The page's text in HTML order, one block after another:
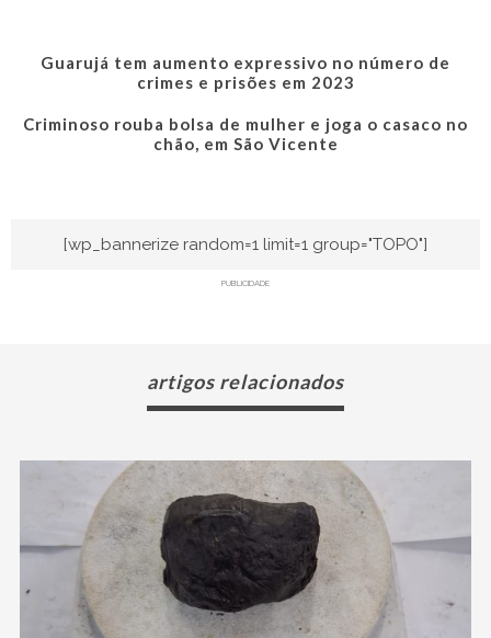
Guarujá tem aumento expressivo no número de
crimes e prisões em 2023
Criminoso rouba bolsa de mulher e joga o casaco no
chão, em São Vicente
[wp_bannerize random=1 limit=1 group="TOPO"]
PUBLICIDADE
artigos relacionados